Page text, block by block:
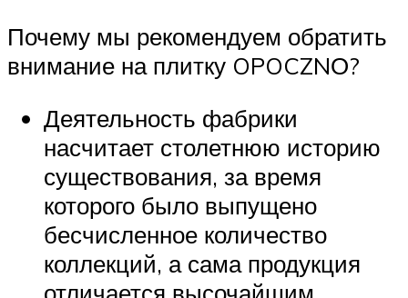
Почему мы рекомендуем обратить
внимание на плитку OPOCZNО?
Деятельность фабрики
насчитает столетнюю историю
существования, за время
которого было выпущено
бесчисленное количество
коллекций, а сама продукция